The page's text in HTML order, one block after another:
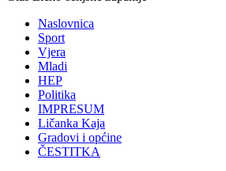
Naslovnica
Sport
Vjera
Mladi
HEP
Politika
IMPRESUM
Ličanka Kaja
Gradovi i općine
ČESTITKA